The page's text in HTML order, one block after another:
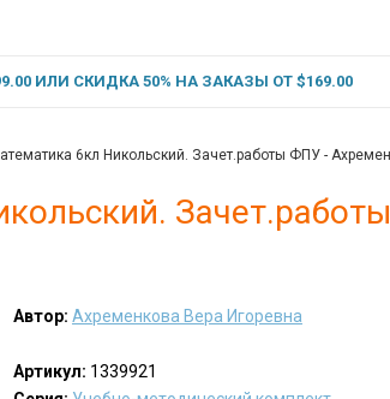
ИЛИ СКИДКА 50% НА ЗАКАЗЫ ОТ $169.00
6кл Никольский. Зачет.работы ФПУ -
Автор: Ахременкова Вера Игоревна
Артикул: 1339921